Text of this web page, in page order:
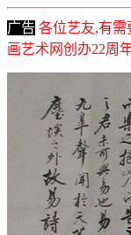
广告 各位艺友,有需
画艺术网创办22周